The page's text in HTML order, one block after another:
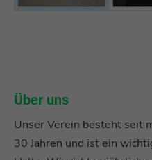
Über uns
Unser Verein besteht seit
30 Jahren und ist ein